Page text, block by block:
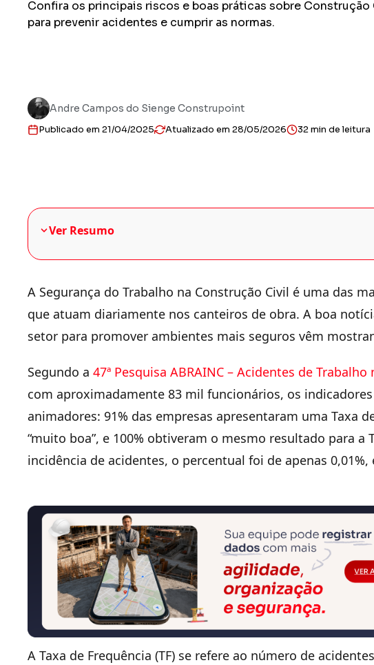
Confira os principais riscos e boas práticas sobre
para prevenir acidentes e cumprir as normas.
Andre Campos do Sienge Construpoint
Publicado em 21/04/2025 Atualizado em 28/05/2026 32 min de leitura
Ver Resumo
A Segurança do Trabalho na Construção Civil é uma das
que atuam diariamente nos canteiros de obra. A boa
setor para promover ambientes mais seguros vêm
Segundo a 47ª Pesquisa ABRAINC – Acidentes de Trabalho
com aproximadamente 83 mil funcionários, os
animadores: 91% das empresas apresentaram uma Taxa
“muito boa”, e 100% obtiveram o mesmo resultado para a
incidência de acidentes, o percentual foi de apenas
A Taxa de Frequência (TF) se refere ao número de